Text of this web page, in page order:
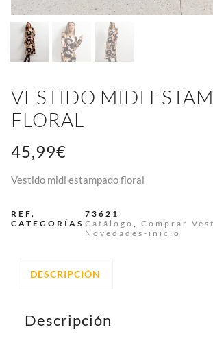
VESTIDO MIDI
FLORAL
45,99€
Vestido midi estampado floral
REF.
73621
CATEGORÍAS Catálogo Comprar
Novedades-inicio
DESCRIPCIÓN
Descripción